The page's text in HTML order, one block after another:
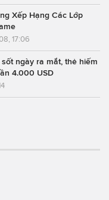
Xếp Hạng Các Lớp
17:06
ngày ra mắt, thẻ hiếm
4.000 USD